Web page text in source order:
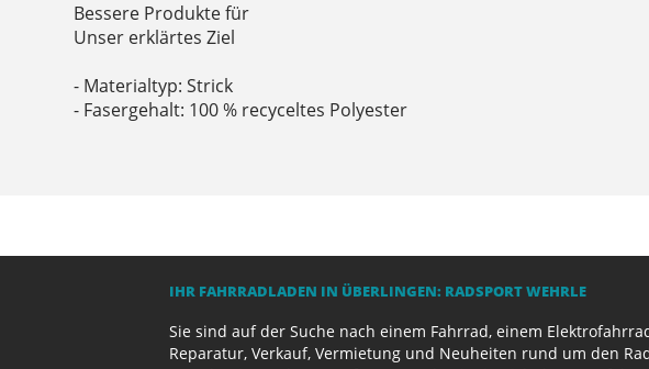
Bessere Produkte für
Unser erklärtes Ziel
- Materialtyp: Strick
- Fasergehalt: 100 % recyceltes Polyester
IHR FAHRRADLADEN IN ÜBERLINGEN: RADSPORT WEHRLE
Sie sind auf der Suche nach einem Fahrrad, einem
Reparatur, Verkauf, Vermietung und Neuheiten rund um den